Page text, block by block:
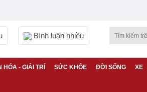
Bình luận nhiều
HÓA - GIẢI TRÍ SỨC KHỎE ĐỜI SỐNG XE